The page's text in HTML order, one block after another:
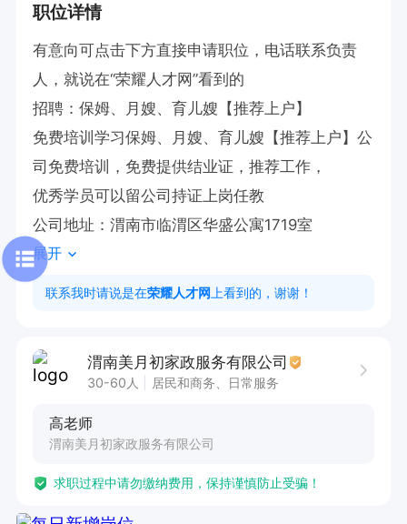
职位详情
有意向可点击下方直接申请职位，电话联系负责
人，就说在“荣耀人才网”看到的
招聘：保姆、月嫂、育儿嫂【推荐上户】
免费培训学习保姆、月嫂、育儿嫂【推荐上户】公
司免费培训，免费提供结业证，推荐工作，
优‌秀学‌员可以留公‌司持证上岗任教
公司地址：渭南市临渭区华盛公寓1719室
展开
联系我时请说是在荣耀人才网 上看到的，谢谢！
渭南美月初家政服务有限公司
30-60人 居民和商务、日常服务
高老师
渭南美月初家政服务有限公司
求职过程中请勿缴纳费用，保持谨慎防止受骗！